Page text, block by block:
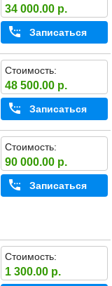
34 000.00 р.
Записаться
Стоимость:
48 500.00 р.
Записаться
Стоимость:
90 000.00 р.
Записаться
Стоимость:
1 300.00 р.